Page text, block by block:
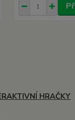
HRAČKY